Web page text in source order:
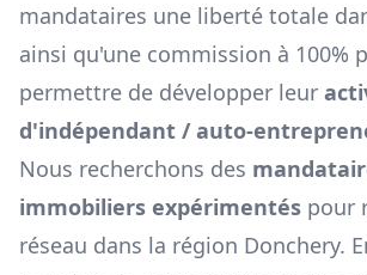
mandataires une liberté totale
ainsi qu'une commission à 100%
permettre de développer leur
d'indépendant / auto-
Nous recherchons des
immobiliers expérimentés pour
réseau dans la région Donchery.